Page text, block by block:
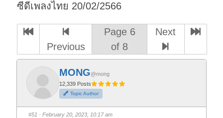
ซีดีเพลงไทย 20/02/2566
Previous
Page 6
of 8
Next
MONG@mong
12,339 Posts
Topic Author
#51 · February 20, 2023, 10:17 am